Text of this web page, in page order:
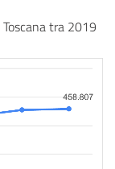
tra 2019